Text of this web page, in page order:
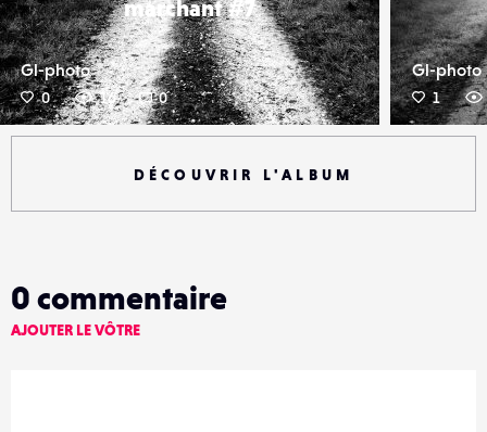
marchant #7
Gl-photo
0 16 0
Gl-photo
1
DÉCOUVRIR L'ALBUM
0 commentaire
AJOUTER LE VÔTRE